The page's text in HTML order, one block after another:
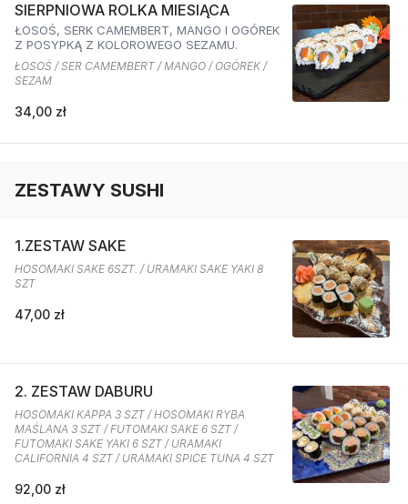
SIERPNIOWA ROLKA MIESIĄCA
ŁOSOŚ, SERK CAMEMBERT, MANGO I OGÓREK
Z POSYPKĄ Z KOLOROWEGO SEZAMU.
ŁOSOŚ / SER CAMEMBERT / MANGO / OGÓREK /
SEZAM
34,00 zł
ZESTAWY SUSHI
1.ZESTAW SAKE
HOSOMAKI SAKE 6SZT. / URAMAKI SAKE YAKI 8
SZT
47,00 zł
2. ZESTAW DABURU
HOSOMAKI KAPPA 3 SZT / HOSOMAKI RYBA
MAŚLANA 3 SZT / FUTOMAKI SAKE 6 SZT /
FUTOMAKI SAKE YAKI 6 SZT / URAMAKI
CALIFORNIA 4 SZT / URAMAKI SPICE TUNA 4 SZT
92,00 zł